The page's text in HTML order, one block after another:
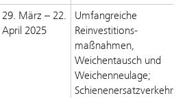
29. März – 22.
April 2025
Umfangreiche
Reinvestitions-
maßnahmen,
Weichentausch und
Weichenneulage;
Schienenersatzverkehr